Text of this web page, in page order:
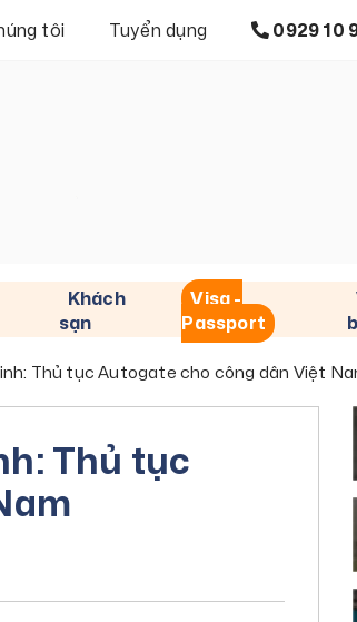
tôi Tuyển dụng 0929 10
Khách
sạn
Visa -
Passport
Thủ tục Autogate cho công dân Việt
Thủ tục